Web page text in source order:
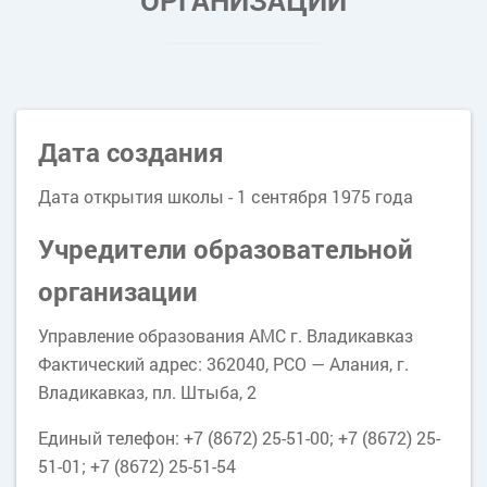
Дата создания
Дата открытия школы - 1 сентября 1975 года
Учредители образовательной
организации
Управление образования АМС г. Владикавказ
Фактический адрес: 362040, РСО — Алания, г.
Владикавказ, пл. Штыба, 2
Единый телефон: +7 (8672) 25-51-00; +7 (8672) 25-
51-01; +7 (8672) 25-51-54